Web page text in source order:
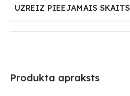
Produkta apraksts
UZREIZ PIEEJAMAIS SKAITS